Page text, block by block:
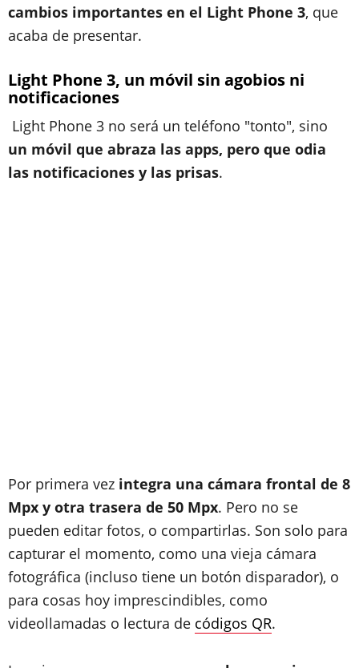
cambios importantes en el Light Phone 3, que
acaba de presentar.
Light Phone 3, un móvil sin agobios ni
notificaciones
Light Phone 3 no será un teléfono "tonto", sino
un móvil que abraza las apps, pero que odia
las notificaciones y las prisas.
Por primera vez integra una cámara frontal de 8
Mpx y otra trasera de 50 Mpx. Pero no se
pueden editar fotos, o compartirlas. Son solo para
capturar el momento, como una vieja cámara
fotográfica (incluso tiene un botón disparador), o
para cosas hoy imprescindibles, como
videollamadas o lectura de códigos QR.